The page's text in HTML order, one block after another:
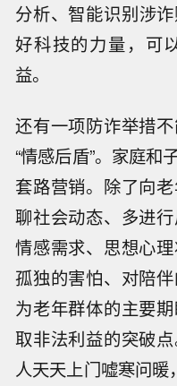
分析、智能识别涉
好科技的力量，可
益。
还有一项防诈举措
“情感后盾”。家庭和
套路营销。除了向
聊社会动态、多进
情感需求、思想心
孤独的害怕、对陪
为老年群体的主要
取非法利益的突破
人天天上门嘘寒问暖